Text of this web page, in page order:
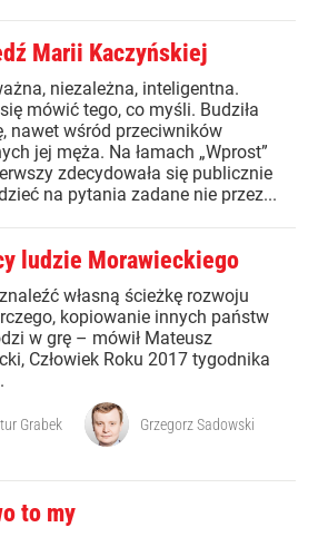
Marii Kaczyńskiej
niezależna, inteligentna.
mówić tego, co myśli. Budziła
nawet wśród przeciwników
jej męża. Na łamach „Wprost”
zdecydowała się publicznie
na pytania zadane nie przez...
ludzie Morawieckiego
własną ścieżkę rozwoju
kopiowanie innych państw
w grę – mówił Mateusz
Człowiek Roku 2017 tygodnika
Grabek Grzegorz Sadowski
to my